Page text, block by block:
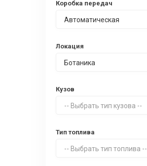
Коробка передач
Автоматическая
Локация
Ботаника
Кузов
-- Выбрать тип кузова --
Тип топлива
-- Выбрать тип топлива --